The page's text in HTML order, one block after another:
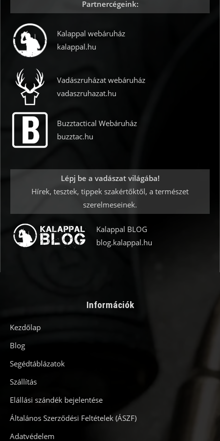
Partnercégeink:
Kalappal webáruház
kalappal.hu
Vadászruházat webáruház
vadaszruhazat.hu
Buzztactical Webáruház
buzztac.hu
Lépj be a vadászat világába!
Hírek, tesztek, tippek szakértőktől, a természet
szerelmeseinek.
Kalappal BLOG
blog.kalappal.hu
Információk
Kezdőlap
Blog
Segédtáblázatok
Szállítás
Elállási szándék bejelentése
Általános Szerződési Feltételek (ÁSZF)
Adatvédelem